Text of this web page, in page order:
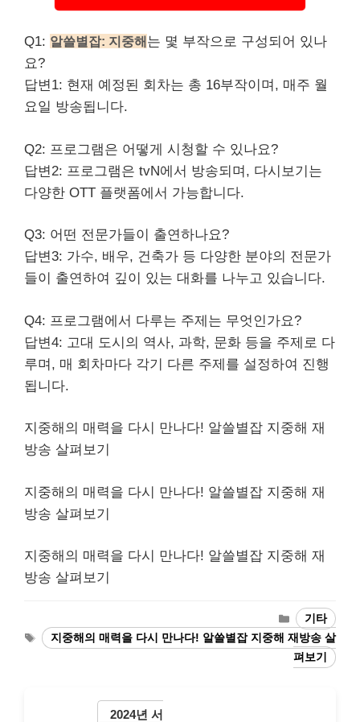
Q1: 알쓸별잡: 지중해는 몇 부작으로 구성되어 있나
요?
답변1: 현재 예정된 회차는 총 16부작이며, 매주 월
요일 방송됩니다.
Q2: 프로그램은 어떻게 시청할 수 있나요?
답변2: 프로그램은 tvN에서 방송되며, 다시보기는
다양한 OTT 플랫폼에서 가능합니다.
Q3: 어떤 전문가들이 출연하나요?
답변3: 가수, 배우, 건축가 등 다양한 분야의 전문가
들이 출연하여 깊이 있는 대화를 나누고 있습니다.
Q4: 프로그램에서 다루는 주제는 무엇인가요?
답변4: 고대 도시의 역사, 과학, 문화 등을 주제로 다
루며, 매 회차마다 각기 다른 주제를 설정하여 진행
됩니다.
지중해의 매력을 다시 만나다! 알쓸별잡 지중해 재
방송 살펴보기
지중해의 매력을 다시 만나다! 알쓸별잡 지중해 재
방송 살펴보기
지중해의 매력을 다시 만나다! 알쓸별잡 지중해 재
방송 살펴보기
Categories
기타
Tags지중해의 매력을 다시 만나다! 알쓸별잡 지중해 재방송 살
펴보기
2024년 서